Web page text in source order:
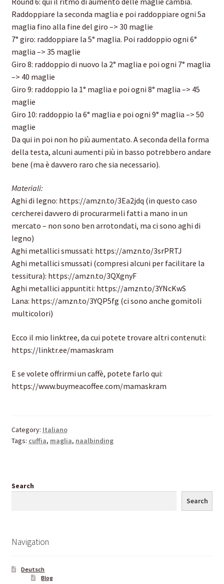
Raddoppiare la seconda maglia e poi raddoppiare ogni 5a
maglia fino alla fine del giro –> 30 maglie
7° giro: raddoppiare la 5° maglia. Poi raddoppio ogni 6°
maglia –> 35 maglie
Giro 8: raddoppio di nuovo la 2° maglia e poi ogni 7° maglia
–> 40 maglie
Giro 9: raddoppio la 1° maglia e poi ogni 8° maglia –> 45
maglie
Giro 10: raddoppio la 6° maglia e poi ogni 9° maglia –> 50
maglie
Da qui in poi non ho più aumentato. A seconda della forma
della testa, alcuni aumenti più in basso potrebbero andare
bene (ma è davvero raro che sia necessario).
Materiali:
Aghi di legno: https://amzn.to/3Ea2jdq (in questo caso
cercherei davvero di procurarmeli fatti a mano in un
mercato – non sono ben arrotondati, ma ci sono aghi di
legno)
Aghi metallici smussati: https://amzn.to/3srPRTJ
Aghi metallici smussati (compresi alcuni per facilitare la
tessitura): https://amzn.to/3QXgnyF
Aghi metallici appuntiti: https://amzn.to/3YNcKwS
Lana: https://amzn.to/3YQP5fg (ci sono anche gomitoli
multicolori)
Ecco il mio linktree, da cui potete trovare altri contenuti:
https://linktr.ee/mamaskram
E se volete offrirmi un caffè, potete farlo qui:
https://www.buymeacoffee.com/mamaskram
Category: Italiano
Tags: cuffia, maglia, naalbinding
Search
Search
Navigation
Deutsch
Blog